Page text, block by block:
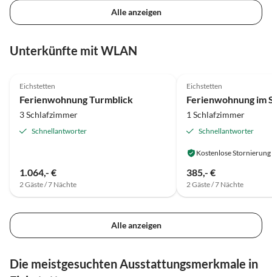
Alle anzeigen
Unterkünfte mit WLAN
Eichstetten
Ferienwohnung Turmblick
3 Schlafzimmer
Schnellantworter
1.064,- €
2 Gäste / 7 Nächte
Eichstetten
Ferienwohnung im
1 Schlafzimmer
Schnellantworter
Kostenlose Stornierung
385,- €
2 Gäste / 7 Nächte
Alle anzeigen
Die meistgesuchten Ausstattungsmerkmale in